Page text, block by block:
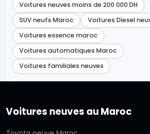
Voitures neuves moins de 200 000 DH
SUV neufs Maroc
Voitures Diesel
Voitures essence maroc
Voitures automatiques Maroc
Voitures familiales neuves
Voitures neuves au Maroc